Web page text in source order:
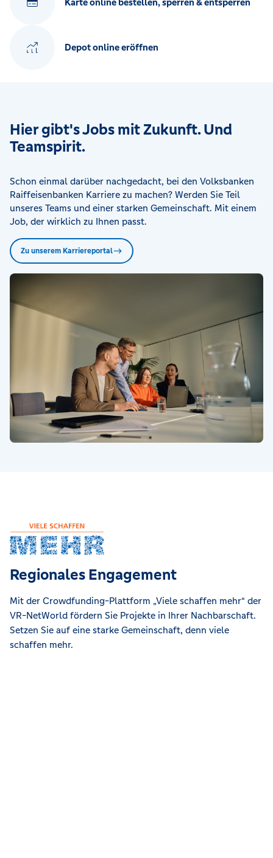
Depot online eröffnen
Hier gibt's Jobs mit Zukunft. Und
Teamspirit.
Schon einmal darüber nachgedacht, bei den Volksbanken
Raiffeisenbanken Karriere zu machen? Werden Sie Teil
unseres Teams und einer starken Gemeinschaft. Mit einem
Job, der wirklich zu Ihnen passt.
Zu unserem Karriereportal
Regionales Engagement
Mit der Crowdfunding-Plattform „Viele schaffen mehr“ der
VR-NetWorld fördern Sie Projekte in Ihrer Nachbarschaft.
Setzen Sie auf eine starke Gemeinschaft, denn viele
schaffen mehr.